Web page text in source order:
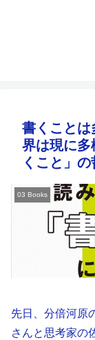
書くことは
界は現に
くこと」の
03 Books
先日、分倍河原
さんと思考家の